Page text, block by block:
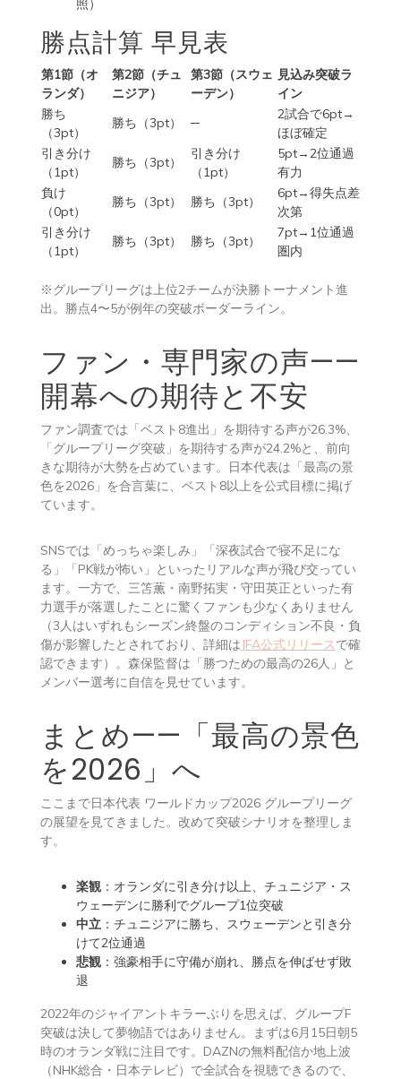
照）
勝点計算 早見表
第1節（オ
ランダ）
第2節（チュ
ニジア）
第3節（スウェ
ーデン）
見込み突破ラ
イン
勝ち
（3pt）
勝ち（3pt） ─
2試合で6pt→
ほぼ確定
引き分け
（1pt）
勝ち（3pt）
引き分け
（1pt）
5pt→2位通過
有力
負け
（0pt）
勝ち（3pt） 勝ち（3pt）
6pt→得失点差
次第
引き分け
（1pt）
勝ち（3pt） 勝ち（3pt）
7pt→1位通過
圏内
※グループリーグは上位2チームが決勝トーナメント進
出。勝点4〜5が例年の突破ボーダーライン。
ファン・専門家の声——
開幕への期待と不安
ファン調査では「ベスト8進出」を期待する声が26.3%、
「グループリーグ突破」を期待する声が24.2%と、前向
きな期待が大勢を占めています。日本代表は「最高の景
色を2026」を合言葉に、ベスト8以上を公式目標に掲げ
ています。
SNSでは「めっちゃ楽しみ」「深夜試合で寝不足にな
る」「PK戦が怖い」といったリアルな声が飛び交ってい
ます。一方で、三笘薫・南野拓実・守田英正といった有
力選手が落選したことに驚くファンも少なくありません
（3人はいずれもシーズン終盤のコンディション不良・負
傷が影響したとされており、詳細は JFA公式リリースで確
認できます）。森保監督は「勝つための最高の26人」と
メンバー選考に自信を見せています。
まとめ——「最高の景色
を2026」へ
ここまで日本代表 ワールドカップ2026 グループリーグ
の展望を見てきました。改めて突破シナリオを整理しま
す。
楽観：オランダに引き分け以上、チュニジア・ス
ウェーデンに勝利でグループ1位突破
中立：チュニジアに勝ち、スウェーデンと引き分
けて2位通過
悲観：強豪相手に守備が崩れ、勝点を伸ばせず敗
退
2022年のジャイアントキラーぶりを思えば、グループF
突破は決して夢物語ではありません。まずは6月15日朝5
時のオランダ戦に注目です。DAZNの無料配信か地上波
（NHK総合・日本テレビ）で全試合を視聴できるので、